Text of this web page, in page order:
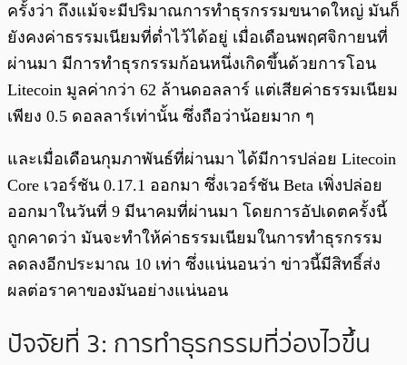
ครั้งว่า ถึงแม้จะมีปริมาณการทำธุรกรรมขนาดใหญ่ มันก็
ยังคงค่าธรรมเนียมที่ต่ำไว้ได้อยู่ เมื่อเดือนพฤศจิกายนที่
ผ่านมา มีการทำธุรกรรมก้อนหนึ่งเกิดขึ้นด้วยการโอน
Litecoin มูลค่ากว่า 62 ล้านดอลลาร์ แต่เสียค่าธรรมเนียม
เพียง 0.5 ดอลลาร์เท่านั้น ซึ่งถือว่าน้อยมาก ๆ
และเมื่อเดือนกุมภาพันธ์ที่ผ่านมา ได้มีการปล่อย Litecoin
Core เวอร์ชัน 0.17.1 ออกมา ซึ่งเวอร์ชัน Beta เพิ่งปล่อย
ออกมาในวันที่ 9 มีนาคมที่ผ่านมา โดยการอัปเดตครั้งนี้
ถูกคาดว่า มันจะทำให้ค่าธรรมเนียมในการทำธุรกรรม
ลดลงอีกประมาณ 10 เท่า ซึ่งแน่นอนว่า ข่าวนี้มีสิทธิ์ส่ง
ผลต่อราคาของมันอย่างแน่นอน
ปัจจัยที่ 3: การทำธุรกรรมที่ว่องไวขึ้น